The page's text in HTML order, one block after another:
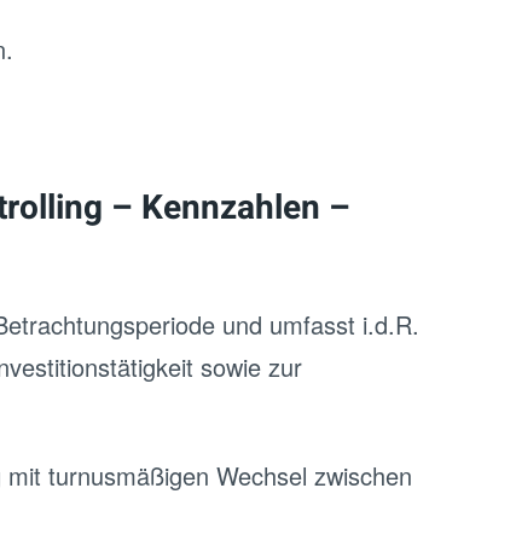
– Kennzahlen –
und umfasst i.d.R.
sowie zur
turnusmäßigen Wechsel zwischen